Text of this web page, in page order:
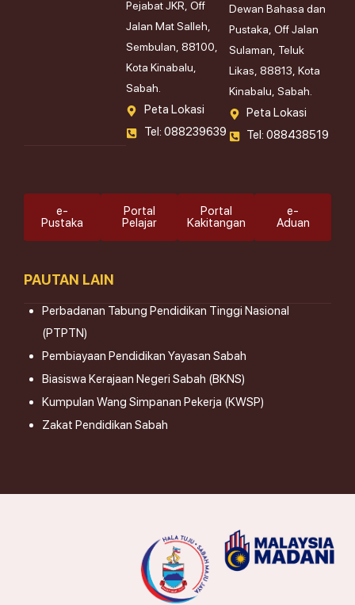
PAUTAN LAIN
Perbadanan Tabung Pendidikan Tinggi Nasional
(PTPTN)
Pembiayaan Pendidikan Yayasan Sabah
Biasiswa Kerajaan Negeri Sabah (BKNS)
Kumpulan Wang Simpanan Pekerja (KWSP)
Zakat Pendidikan Sabah
Pejabat JKR, Off
Jalan Mat Salleh,
Sembulan, 88100,
Kota Kinabalu,
Sabah.
Peta Lokasi
Tel: 088239639
Dewan Bahasa dan
Pustaka, Off Jalan
Sulaman, Teluk
Likas, 88813, Kota
Kinabalu, Sabah.
Peta Lokasi
Tel: 088438519
e-
Pustaka
Portal
Pelajar
Portal
Kakitangan
e-
Aduan